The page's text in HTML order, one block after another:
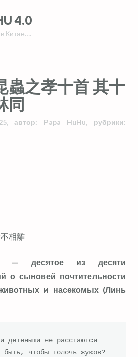
4.0
Китае….
蟲之孝十首 其十
同
, автор: Papa HuHu,рубрики:
相離
— десятое из десяти
о сыновей почтительности
и насекомых (Линь
детеныши не расстаются
быть, чтобы толочь жуков?